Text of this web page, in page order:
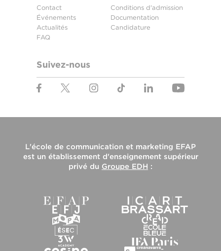
Contact
Événements
Actualités
FAQ
Conditions d'admission
Documentation
Candidature
Suivez-nous
L'école de communication et marketing EFAP
est un établissement d'enseignement supérieur
privé du Groupe EDH :